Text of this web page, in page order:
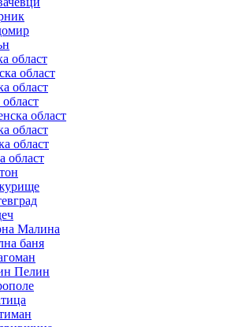
област
област
област
област
област
област
област
Малина
баня
Пелин